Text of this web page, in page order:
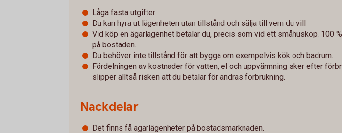
Låga fasta utgifter
Du kan hyra ut lägenheten utan tillstånd och sälja till vem du vill
Vid köp en ägarlägenhet betalar du, precis som vid ett småhusköp, 100
på bostaden.
Du behöver inte tillstånd för att bygga om exempelvis kök och badrum.
Fördelningen av kostnader för vatten, el och uppvärmning sker efter
slipper alltså risken att du betalar för andras förbrukning.
Nackdelar
Det finns få ägarlägenheter på bostadsmarknaden.